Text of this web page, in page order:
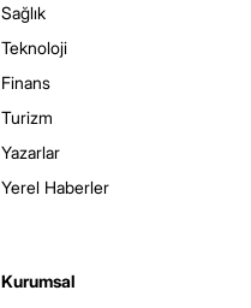
Sağlık
Teknoloji
Finans
Turizm
Yazarlar
Yerel Haberler
Kurumsal